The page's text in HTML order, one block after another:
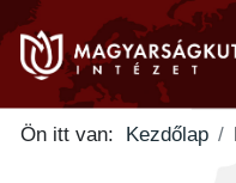
Ön itt van:
Kezdőlap